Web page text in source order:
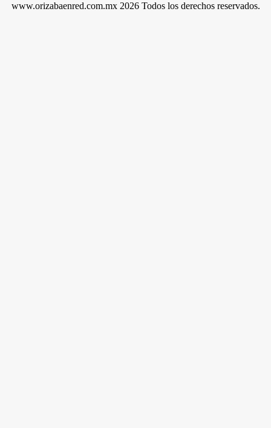
www.orizabaenred.com.mx 2026 Todos los derechos reservados.